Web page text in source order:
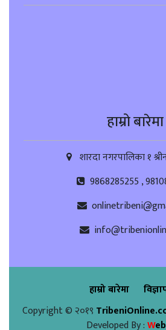
हाम्रो बारेमा
शारदा नगरपालिका १
9868285255 ,
हाम्रो बारेमा
Copyright © २०१९
Developed By :Web